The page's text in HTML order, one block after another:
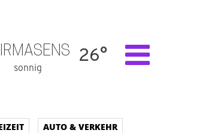
sonnig
26°
AUTO & VERKEHR